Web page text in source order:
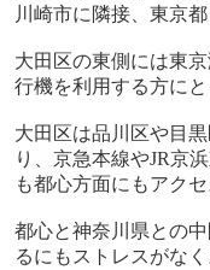
川崎市に隣接、東京
大田区の東側には東
行機を利用する方に
大田区は品川区や目
り、京急本線やJR京
も都心方面にもアク
都心と神奈川県との
るにもストレスがな